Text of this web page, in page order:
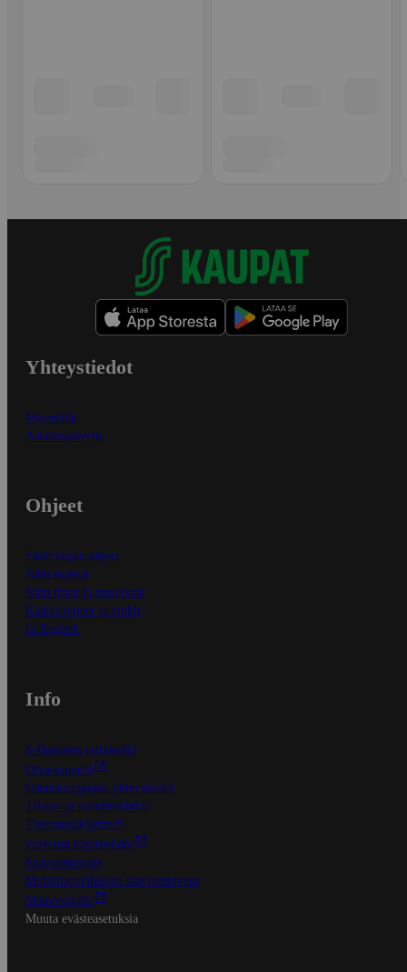
Yhteystiedot
Myymälät
Asiakaspalvelu
Ohjeet
Ensitilaajan ohjeet
Näin maksat
Näin tilaat ja muokkaat
Kaikki ohjeet ja vinkit
In English
Info
S-Business yrityksille
Oiva-raportit
Osuuskauppojen yhteystiedot
Tilaus- ja toimitusehdot
Tietosuojakäytäntö
Palvelun käyttöehdot
Saavutettavuus
Mobiilisovelluksen saavutettavuus
Mainostajalle
Muuta evästeasetuksia